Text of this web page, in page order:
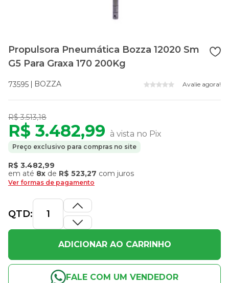
Propulsora Pneumática Bozza 12020 Sm
G5 Para Graxa 170 200Kg
73595 BOZZA Avalie agora!
R$ 3.513,18
R$ 3.482,99 à vista no Pix
Preço exclusivo para compras no site
R$ 3.482,99
em até 8x de R$ 523,27 com juros
Ver formas de pagamento
QTD:
ADICIONAR AO CARRINHO
FALE COM UM VENDEDOR